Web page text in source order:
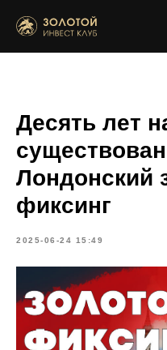
Десять лет
Лондонский
фиксинг
2025-06-24 15:49